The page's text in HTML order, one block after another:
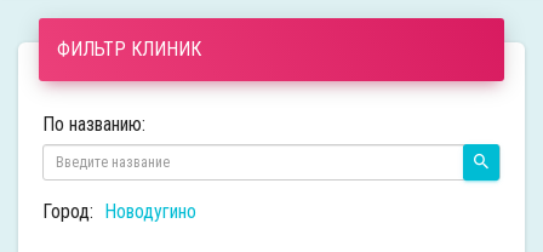
ФИЛЬТР КЛИНИК
По названию:
Город: Новодугино